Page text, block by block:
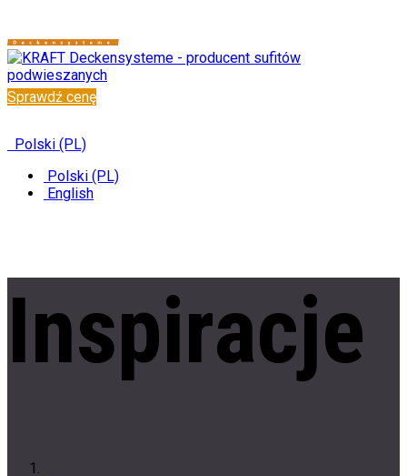
Sprawdź cenę
Polski (PL)
Polski (PL)
English
Inspiracje